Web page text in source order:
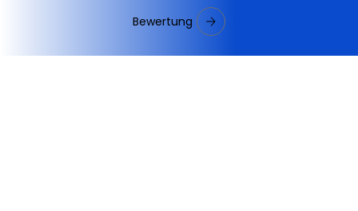
Bewertung